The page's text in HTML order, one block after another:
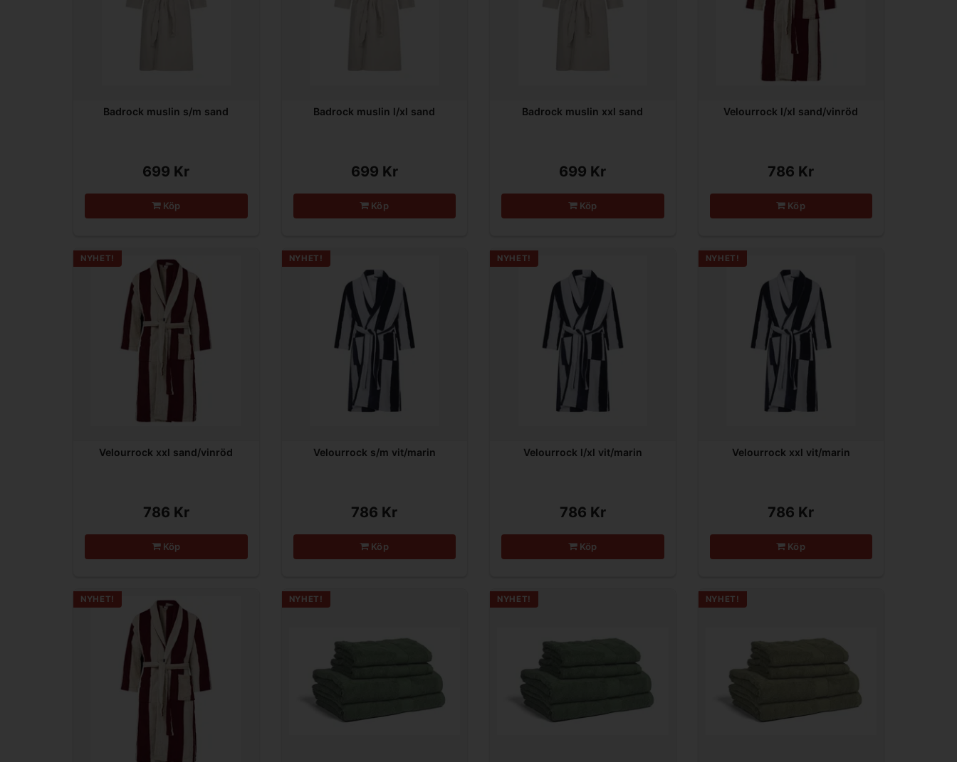
Badrock muslin s/m sand
699 Kr
Köp
Badrock muslin l/xl sand
699 Kr
Köp
Badrock muslin xxl sand
699 Kr
Köp
Velourrock l/xl sand/vinröd
786 Kr
Köp
NYHET!
Velourrock xxl sand/vinröd
786 Kr
Köp
NYHET!
Velourrock s/m vit/marin
786 Kr
Köp
NYHET!
Velourrock l/xl vit/marin
786 Kr
Köp
NYHET!
Velourrock xxl vit/marin
786 Kr
Köp
NYHET! NYHET! NYHET! NYHET!